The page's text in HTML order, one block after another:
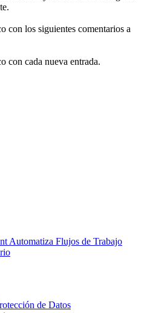
con los siguientes comentarios a
con cada nueva entrada.
Automatiza Flujos de Trabajo
de Datos